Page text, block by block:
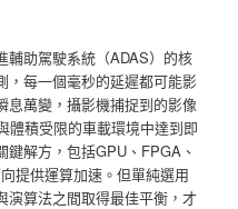
輔助駕駛系統（ADAS）的核
，每一個毫秒的延遲都可能影
息萬變，攝影機捕捉到的影像
體積受限的車載環境中達到即
解方，包括GPU、FPGA、
提供運算加速。但單純選用
演算法之間取得最佳平衡，才